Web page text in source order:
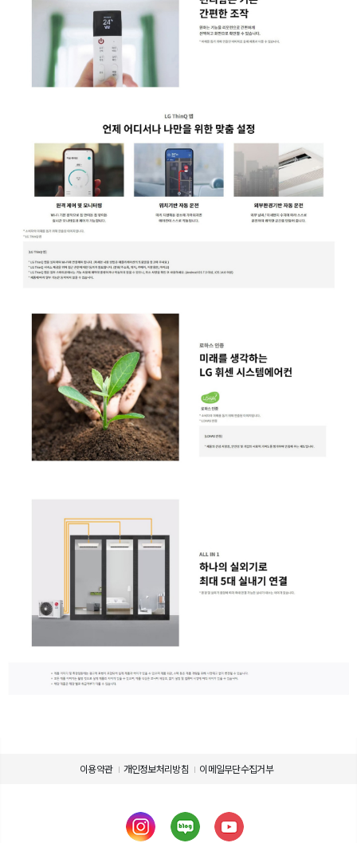
제품 사용에 관련된 정보를 확인하세요.
제품의 사용설명서를 다운로드 받으실 수 있습니다.
이용약관 개인정보처리방침 이메일무단수집거부